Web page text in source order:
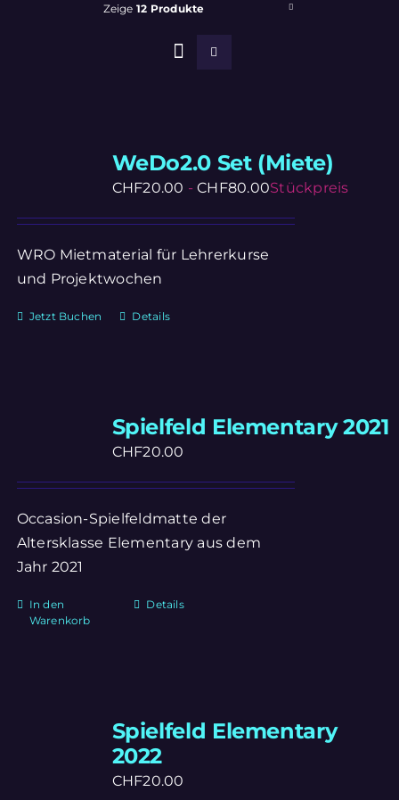
Zeige 12 Produkte
WeDo2.0 Set (Miete)
CHF20.00 -CHF80.00Stückpreis
WRO Mietmaterial für Lehrerkurse
und Projektwochen
Jetzt Buchen Details
Spielfeld Elementary 2021
CHF20.00
Occasion-Spielfeldmatte der
Altersklasse Elementary aus dem
Jahr 2021
In den
Warenkorb
Details
Spielfeld Elementary
2022
CHF20.00